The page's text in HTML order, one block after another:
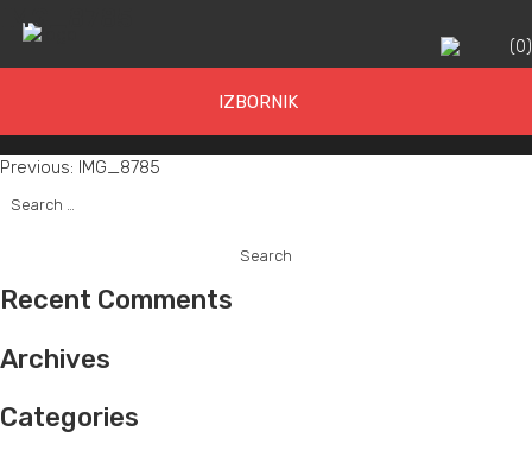
IZBORNIK
(0)
IMG_8785
Post
navigation
Previous: IMG_8785
for:
Recent Comments
Archives
Categories